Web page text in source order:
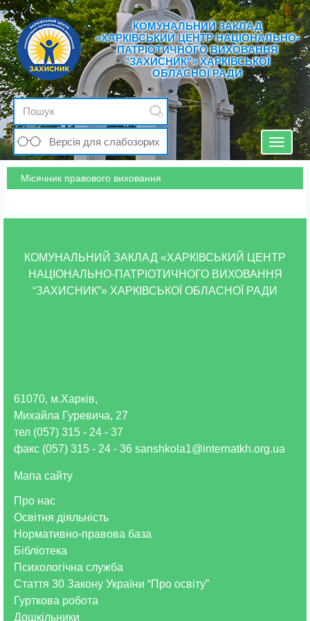
КОМУНАЛЬНИЙ ЗАКЛАД
«ХАРКІВСЬКИЙ ЦЕНТР НАЦІОНАЛЬНО-
ПАТРІОТИЧНОГО ВИХОВАННЯ
"ЗАХИСНИК"» ХАРКІВСЬКОЇ
ОБЛАСНОЇ РАДИ
Версія для слабозорих
Toggle
Місячник правового виховання
КОМУНАЛЬНИЙ ЗАКЛАД «ХАРКІВСЬКИЙ ЦЕНТР
НАЦІОНАЛЬНО-ПАТРІОТИЧНОГО ВИХОВАННЯ
“ЗАХИСНИК”» ХАРКІВСЬКОЇ ОБЛАСНОЇ РАДИ
Про нас
Освітня діяльність
Нормативно-правова база
Бібліотека
Психологічна служба
Стаття 30 Закону України “Про освіту”
Гурткова робота
Дошкільники
61070, м.Харків,
Михайла Гуревича, 27
тел (057) 315 - 24 - 37
факс (057) 315 - 24 - 36 sanshkola1@internatkh.org.ua
Мапа сайту